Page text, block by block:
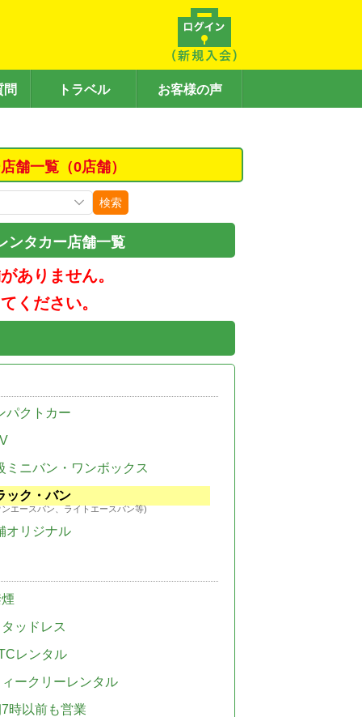
問 トラベル お客様の声
舗一覧（0店舗）
検索
ンタカー店舗一覧
ありません。
ください。
パクトカー
ミニバン・ワンボックス
ック・バン
エースバン、ライトエースバン等)
オリジナル
ッドレス
レンタル
ークリーレンタル
時以前も営業